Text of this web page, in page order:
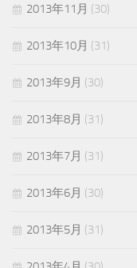
2013年11月 (30)
2013年10月 (31)
2013年9月 (30)
2013年8月 (31)
2013年7月 (31)
2013年6月 (30)
2013年5月 (31)